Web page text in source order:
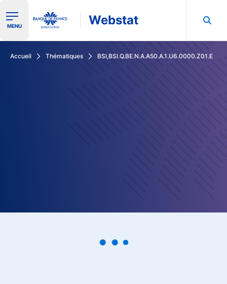
Ouvrir le menu de navigation
MENU Webstat
Accueil Thématiques BSI,BSI.Q.BE.N.A.A50.A.1.U6.0000.Z01.E